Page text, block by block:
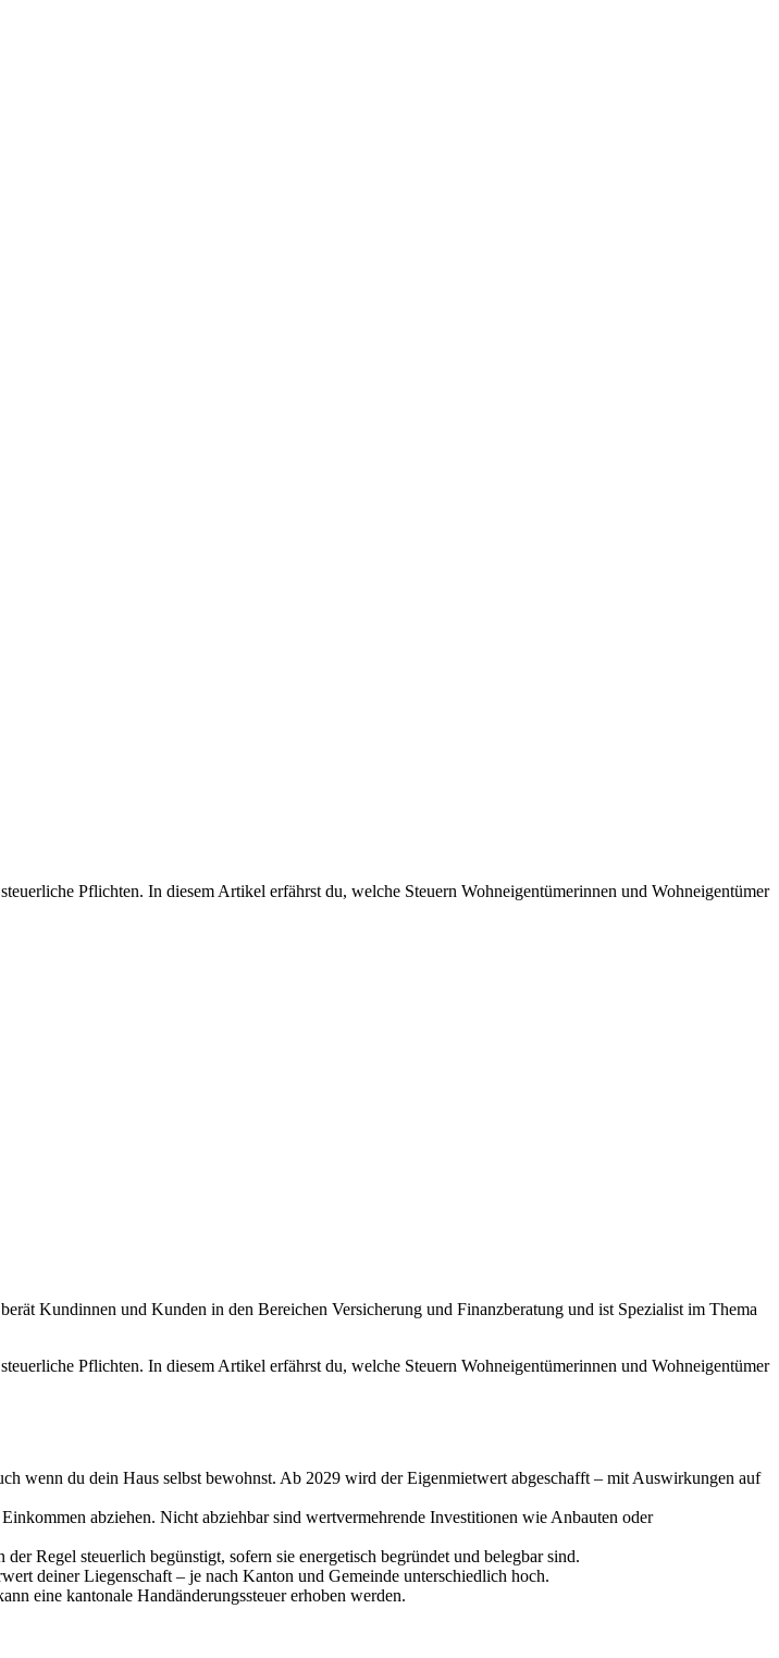
Pflichten. In diesem Artikel erfährst du, welche Steuern Wohneigentümerinnen und Wohneigentümer
Kundinnen und Kunden in den Bereichen Versicherung und Finanzberatung und ist Spezialist im Thema
Pflichten. In diesem Artikel erfährst du, welche Steuern Wohneigentümerinnen und Wohneigentümer
wenn du dein Haus selbst bewohnst. Ab 2029 wird der Eigenmietwert abgeschafft – mit Auswirkungen auf
abziehen. Nicht abziehbar sind wertvermehrende Investitionen wie Anbauten oder
Regel steuerlich begünstigt, sofern sie energetisch begründet und belegbar sind.
deiner Liegenschaft – je nach Kanton und Gemeinde unterschiedlich hoch.
eine kantonale Handänderungssteuer erhoben werden.